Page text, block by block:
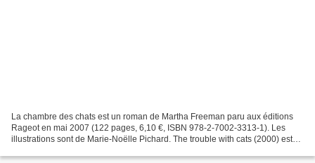
La chambre des chats est un roman de Martha Freeman paru aux éditions
Rageot en mai 2007 (122 pages, 6,10 €, ISBN 978-2-7002-3313-1). Les
illustrations sont de Marie-Noëlle Pichard. The trouble with cats (2000) est